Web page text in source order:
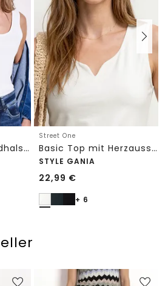
Basic Top mit Rundhals in Unifarbe
Street One
Basic Top mit Herzausschnitt
STYLE GANIA
22,99 €
+ 6